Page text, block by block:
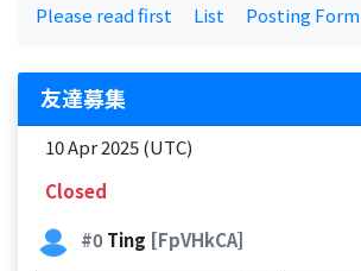
Please read first List Posting Form
友達募集
10 Apr 2025 (UTC)
Closed
#0Ting [FpVHkCA]